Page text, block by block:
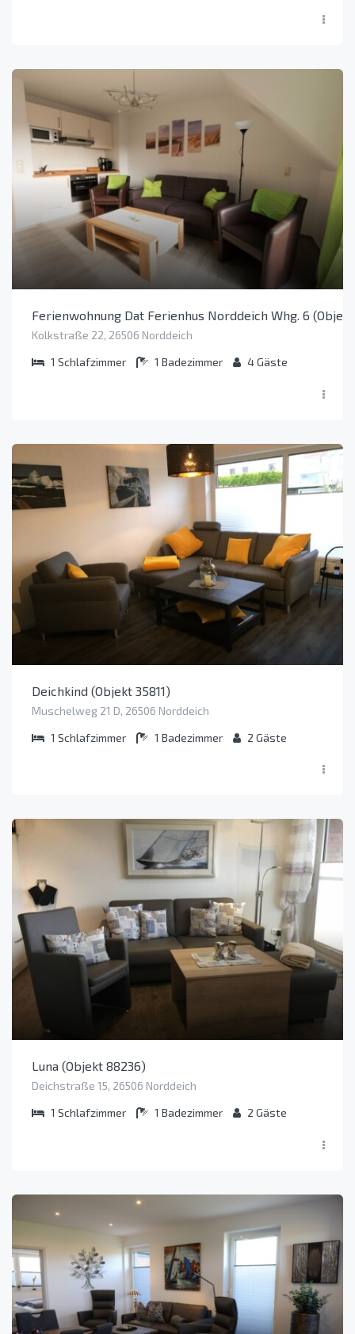
Ferienwohnung Dat Ferienhus Norddeich Whg. 6
Kolkstraße 22, 26506 Norddeich
1 Schlafzimmer 1 Badezimmer 4Gäste
Deichkind (Objekt 35811)
Muschelweg 21 D, 26506 Norddeich
1 Schlafzimmer 1 Badezimmer 2 Gäste
Luna (Objekt 88236)
Deichstraße 15, 26506 Norddeich
1 Schlafzimmer 1 Badezimmer 2 Gäste